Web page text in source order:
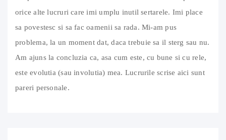
orice alte lucruri care imi umplu inutil sertarele. Imi place
sa povestesc si sa fac oamenii sa rada. Mi-am pus
problema, la un moment dat, daca trebuie sa il sterg sau nu.
Am ajuns la concluzia ca, asa cum este, cu bune si cu rele,
este evolutia (sau involutia) mea. Lucrurile scrise aici sunt
pareri personale.